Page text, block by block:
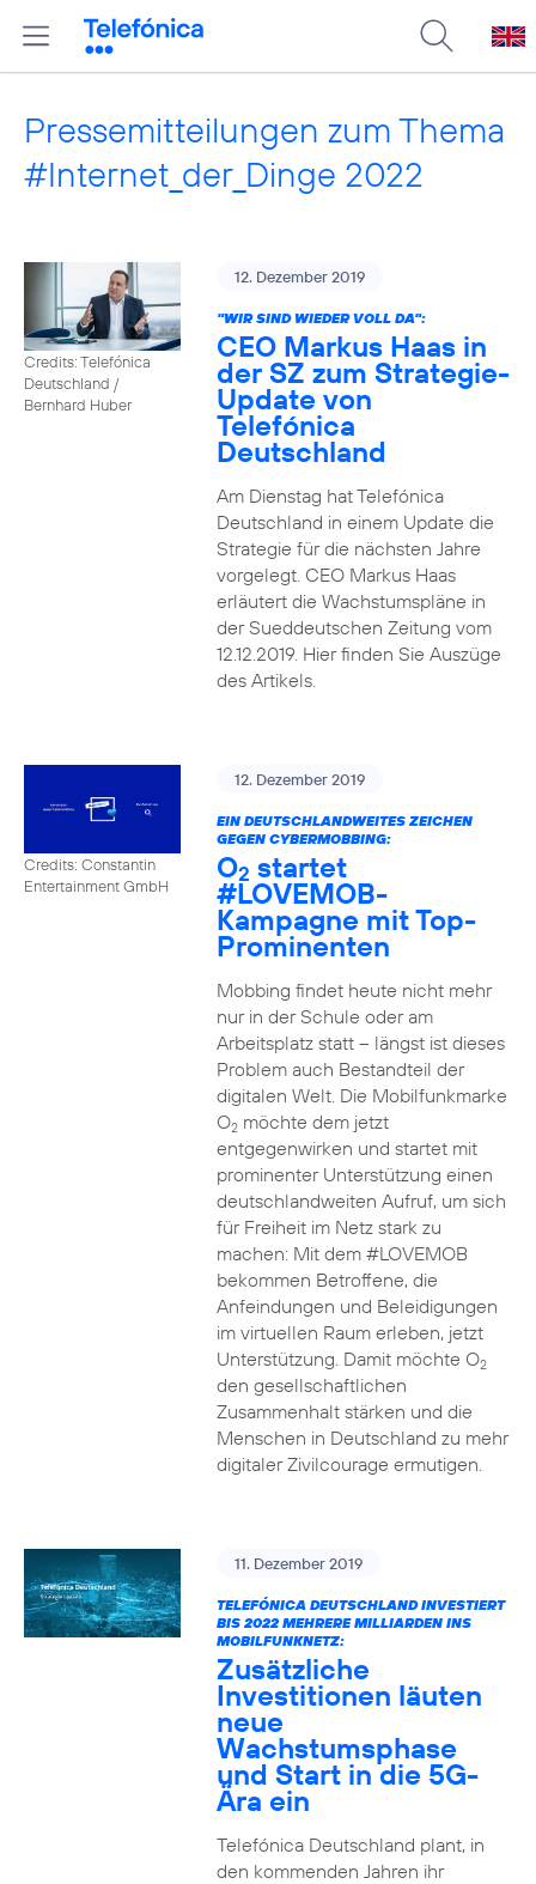
Pressemitteilungen zum Thema
#Internet_der_Dinge 2022
Credits: Telefónica
Deutschland /
Bernhard Huber
12. Dezember 2019
"WIR SIND WIEDER VOLL DA":
CEO Markus Haas in
der SZ zum Strategie-
Update von
Telefónica
Deutschland
Am Dienstag hat Telefónica
Deutschland in einem Update die
Strategie für die nächsten Jahre
vorgelegt. CEO Markus Haas
erläutert die Wachstumspläne in
der Sueddeutschen Zeitung vom
12.12.2019. Hier finden Sie Auszüge
des Artikels.
Credits: Constantin
Entertainment GmbH
12. Dezember 2019
EIN DEUTSCHLANDWEITES ZEICHEN
GEGEN CYBERMOBBING:
O2 startet
#LOVEMOB-
Kampagne mit Top-
Prominenten
Mobbing findet heute nicht mehr
nur in der Schule oder am
Arbeitsplatz statt – längst ist dieses
Problem auch Bestandteil der
digitalen Welt. Die Mobilfunkmarke
O2möchte dem jetzt
entgegenwirken und startet mit
prominenter Unterstützung einen
deutschlandweiten Aufruf, um sich
für Freiheit im Netz stark zu
machen: Mit dem #LOVEMOB
bekommen Betroffene, die
Anfeindungen und Beleidigungen
im virtuellen Raum erleben, jetzt
Unterstützung. Damit möchte O2
den gesellschaftlichen
Zusammenhalt stärken und die
Menschen in Deutschland zu mehr
digitaler Zivilcourage ermutigen.
11. Dezember 2019
TELEFÓNICA DEUTSCHLAND INVESTIERT
BIS 2022 MEHRERE MILLIARDEN INS
MOBILFUNKNETZ:
Zusätzliche
Investitionen läuten
neue
Wachstumsphase
und Start in die 5G-
Ära ein
Telefónica Deutschland plant, in
den kommenden Jahren ihr